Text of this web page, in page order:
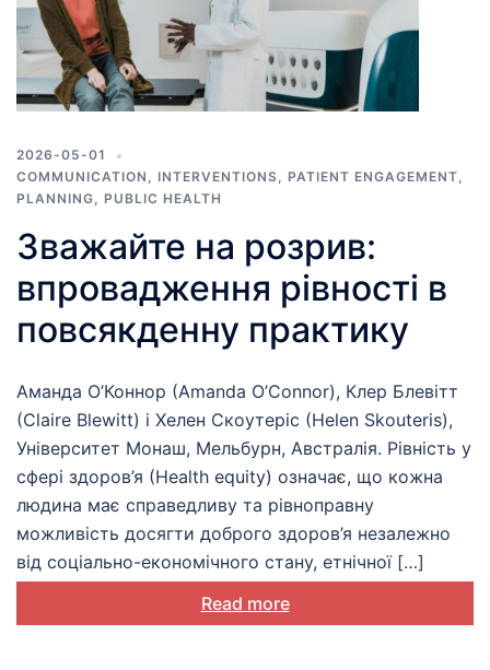
2026-05-01
COMMUNICATION , INTERVENTIONS, PATIENT ENGAGEMENT,
PLANNING, PUBLIC HEALTH
Зважайте на розрив:
впровадження рівності в
повсякденну практику
Аманда О’Коннор (Amanda O’Connor), Клер Блевітт
(Claire Blewitt) і Хелен Скоутеріс (Helen Skouteris),
Університет Монаш, Мельбурн, Австралія. Рівність у
сфері здоров’я (Health equity) означає, що кожна
людина має справедливу та рівноправну
можливість досягти доброго здоров’я незалежно
від соціально-економічного стану, етнічної […]
Read more